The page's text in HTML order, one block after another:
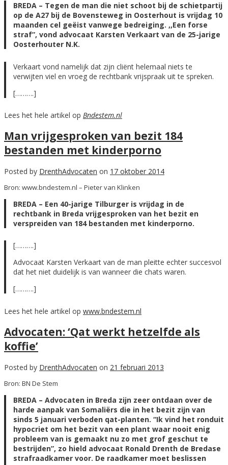
BREDA – Tegen de man die niet schoot bij de schietpartij
op de A27 bij de Bovensteweg in Oosterhout is vrijdag 10
maanden cel geëist vanwege bedreiging. ,,Een forse
straf”, vond advocaat Karsten Verkaart van de 25-jarige
Oosterhouter N.K.
Verkaart vond namelijk dat zijn cliënt helemaal niets te
verwijten viel en vroeg de rechtbank vrijspraak uit te spreken.
[……….]
Lees het hele artikel op Bndestem.nl
Man vrijgesproken van bezit 184
bestanden met kinderporno
Posted by DrenthAdvocaten on 17 oktober 2014
Bron: www.bndestem.nl – Pieter van Klinken
BREDA – Een 40-jarige Tilburger is vrijdag in de
rechtbank in Breda vrijgesproken van het bezit en
verspreiden van 184 bestanden met kinderporno.
[……….]
Advocaat Karsten Verkaart van de man pleitte echter succesvol
dat het niet duidelijk is van wanneer die chats waren.
[……….]
Lees het hele artikel op www.bndestem.nl
Advocaten: ‘Qat werkt hetzelfde als
koffie’
Posted by DrenthAdvocaten on 21 februari 2013
Bron: BN De Stem
BREDA – Advocaten in Breda zijn zeer ontdaan over de
harde aanpak van Somaliërs die in het bezit zijn van
sinds 5 januari verboden qat-planten. “Ik vind het ronduit
hypocriet om het bezit van een plant waar nooit enig
probleem van is gemaakt nu zo met grof geschut te
bestrijden”, zo hield advocaat Ronald Drenth de Bredase
strafraadkamer voor. De raadkamer moet beslissen